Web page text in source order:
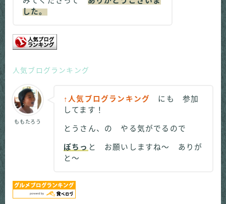
した。
人気ブログランキング
ももたろう
↑人気ブログランキング
にも 参加
してます！
とうさん、の やる気がでるので
ぽちっ と お願いしますね～ ありが
と～